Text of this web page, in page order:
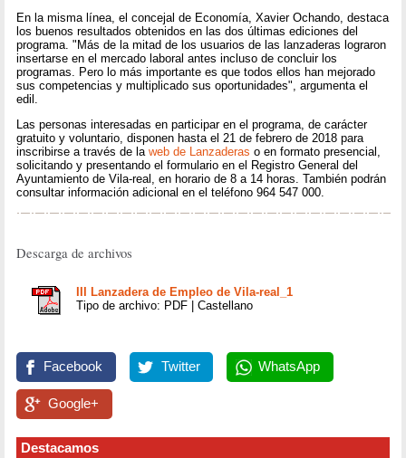
En la misma línea, el concejal de Economía, Xavier Ochando, destaca
los buenos resultados obtenidos en las dos últimas ediciones del
programa. "Más de la mitad de los usuarios de las lanzaderas lograron
insertarse en el mercado laboral antes incluso de concluir los
programas. Pero lo más importante es que todos ellos han mejorado
sus competencias y multiplicado sus oportunidades", argumenta el
edil.
Las personas interesadas en participar en el programa, de carácter
gratuito y voluntario, disponen hasta el 21 de febrero de 2018 para
inscribirse a través de laweb de Lanzaderas o en formato presencial,
solicitando y presentando el formulario en el Registro General del
Ayuntamiento de Vila-real, en horario de 8 a 14 horas. También podrán
consultar información adicional en el teléfono 964 547 000.
Descarga de archivos
III Lanzadera de Empleo de Vila-real_1
Tipo de archivo: PDF | Castellano
Facebook Twitter WhatsApp
Google+
Destacamos